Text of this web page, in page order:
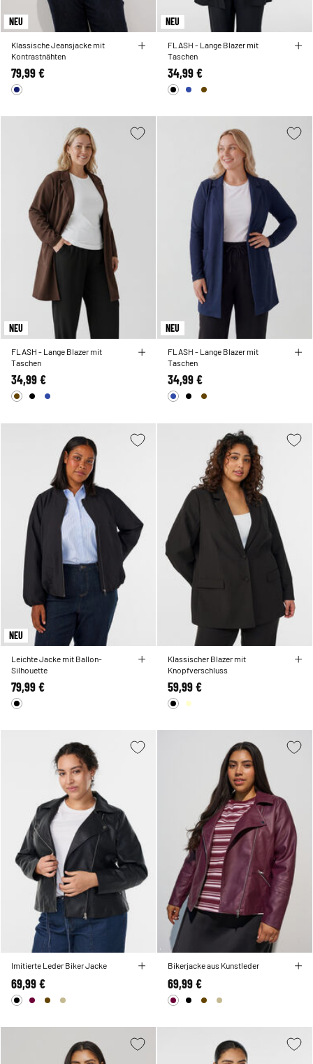
NEU
Klassische Jeansjacke mit
Kontrastnähten
79,99 €
NEU
FLASH - Lange Blazer mit
Taschen
34,99 €
NEU
FLASH - Lange Blazer mit
Taschen
34,99 €
NEU
FLASH - Lange Blazer mit
Taschen
34,99 €
NEU
Leichte Jacke mit Ballon-
Silhouette
79,99 €
Klassischer Blazer mit
Knopfverschluss
59,99 €
Imitierte Leder Biker Jacke
69,99 €
Bikerjacke aus Kunstleder
69,99 €